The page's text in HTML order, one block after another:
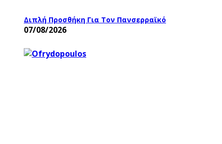
Διπλή Προσθήκη Για Τον Πανσερραϊκό
07/08/2026